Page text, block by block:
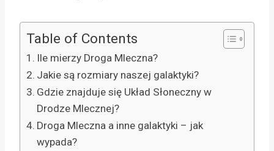
Table of Contents
Ile mierzy Droga Mleczna?
Jakie są rozmiary naszej galaktyki?
Gdzie znajduje się Układ Słoneczny w
Drodze Mlecznej?
Droga Mleczna a inne galaktyki – jak
wypada?